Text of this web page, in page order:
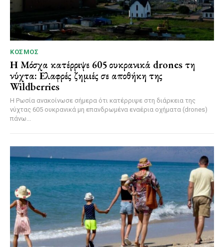
ΚΌΣΜΟΣ
Η Μόσχα κατέρριψε 605 ουκρανικά drones τη
νύχτα: Ελαφρές ζημιές σε αποθήκη της
Wildberries
Η Ρωσία ανακοίνωσε σήμερα ότι κατέρριψε στη διάρκεια της
νύχτας 605 ουκρανικά μη επανδρωμένα εναέρια οχήματα (drones)
πάνω...